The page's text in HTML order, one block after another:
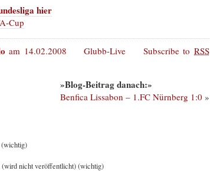
hier
Cup
am 14.02.2008 Glubb-Live Subscribe toRSS
»Blog-Beitrag danach:»
Benfica Lissabon – 1.FC Nürnberg 1:0 »
nicht veröffentlicht) (wichtig)